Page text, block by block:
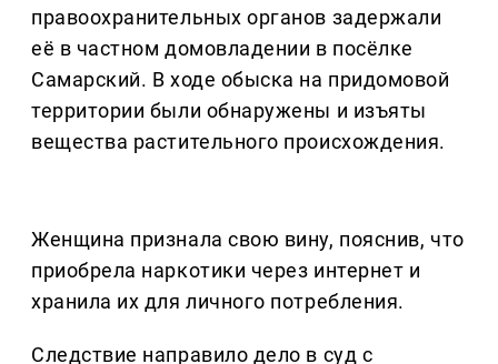
правоохранительных органов задержали
её в частном домовладении в посёлке
Самарский. В ходе обыска на придомовой
территории были обнаружены и изъяты
вещества растительного происхождения.
Женщина признала свою вину, пояснив, что
приобрела наркотики через интернет и
хранила их для личного потребления.
Следствие направило дело в суд с